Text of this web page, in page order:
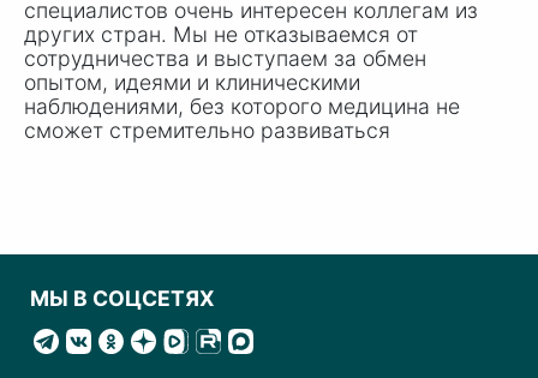
специалистов очень интересен коллегам из
других стран. Мы не отказываемся от
сотрудничества и выступаем за обмен
опытом, идеями и клиническими
наблюдениями, без которого медицина не
сможет стремительно развиваться
МЫ В СОЦСЕТЯХ